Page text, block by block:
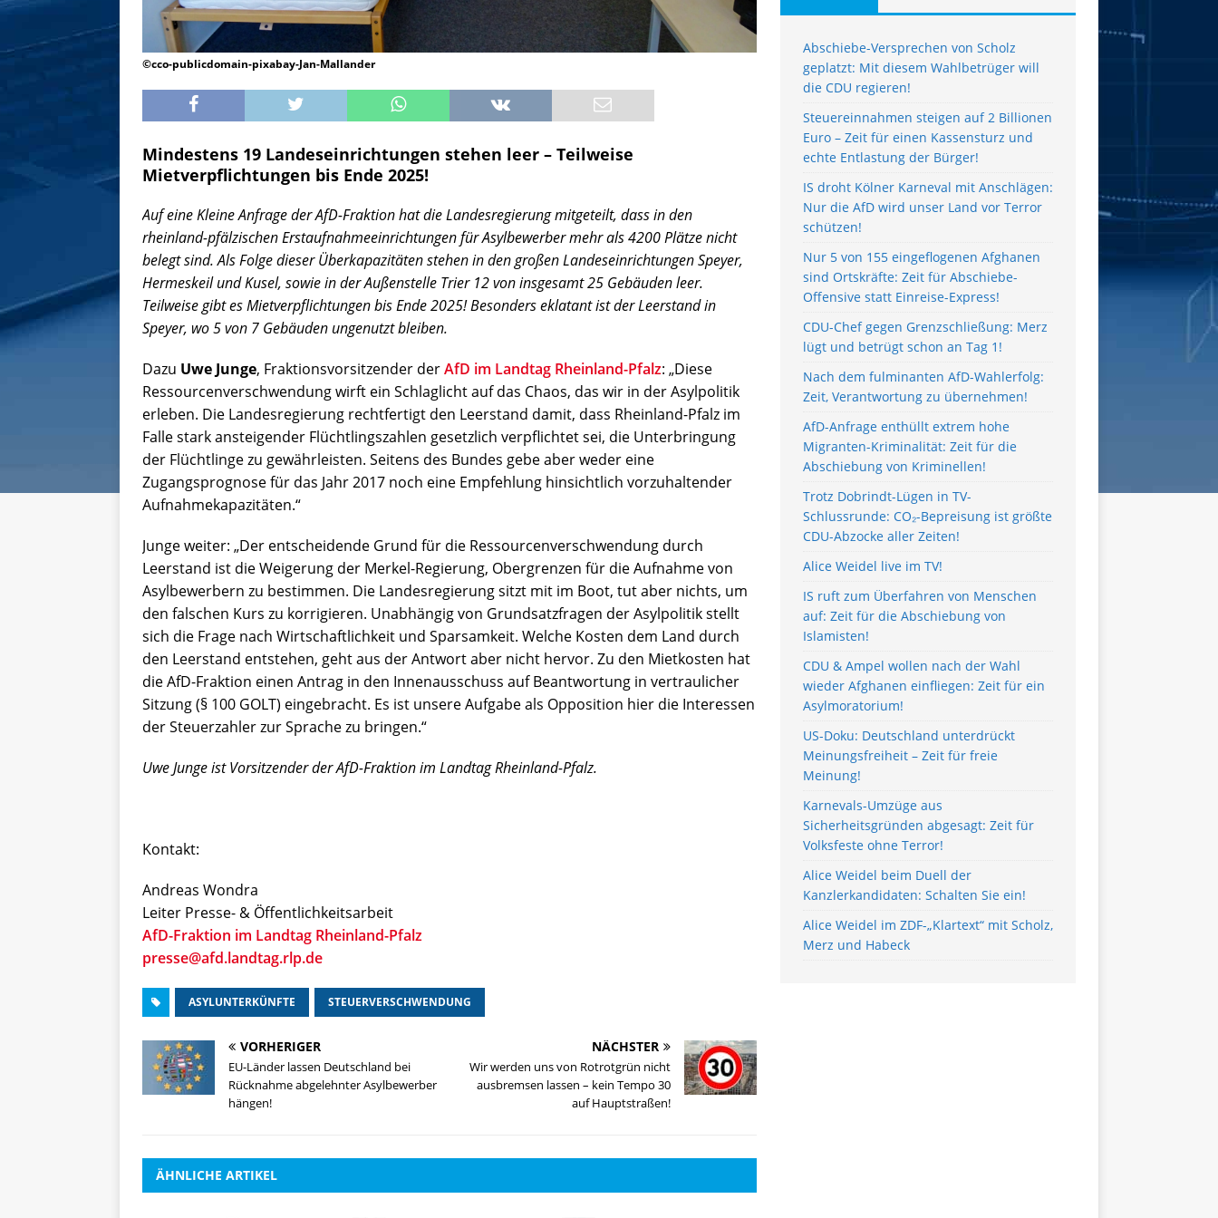
©cco-publicdomain-pixabay-Jan-Mallander
Mindestens 19 Landeseinrichtungen stehen leer – Teilweise
Mietverpflichtungen bis Ende 2025!
Auf eine Kleine Anfrage der AfD-Fraktion hat die Landesregierung mitgeteilt, dass in den
rheinland-pfälzischen Erstaufnahmeeinrichtungen für Asylbewerber mehr als 4200 Plätze nicht
belegt sind. Als Folge dieser Überkapazitäten stehen in den großen Landeseinrichtungen Speyer,
Hermeskeil und Kusel, sowie in der Außenstelle Trier 12 von insgesamt 25 Gebäuden leer.
Teilweise gibt es Mietverpflichtungen bis Ende 2025! Besonders eklatant ist der Leerstand in
Speyer, wo 5 von 7 Gebäuden ungenutzt bleiben.
Dazu Uwe Junge, Fraktionsvorsitzender derAfD im Landtag Rheinland-Pfalz: „Diese
Ressourcenverschwendung wirft ein Schlaglicht auf das Chaos, das wir in der Asylpolitik
erleben. Die Landesregierung rechtfertigt den Leerstand damit, dass Rheinland-Pfalz im
Falle stark ansteigender Flüchtlingszahlen gesetzlich verpflichtet sei, die Unterbringung
der Flüchtlinge zu gewährleisten. Seitens des Bundes gebe aber weder eine
Zugangsprognose für das Jahr 2017 noch eine Empfehlung hinsichtlich vorzuhaltender
Aufnahmekapazitäten.“
Junge weiter: „Der entscheidende Grund für die Ressourcenverschwendung durch
Leerstand ist die Weigerung der Merkel-Regierung, Obergrenzen für die Aufnahme von
Asylbewerbern zu bestimmen. Die Landesregierung sitzt mit im Boot, tut aber nichts, um
den falschen Kurs zu korrigieren. Unabhängig von Grundsatzfragen der Asylpolitik stellt
sich die Frage nach Wirtschaftlichkeit und Sparsamkeit. Welche Kosten dem Land durch
den Leerstand entstehen, geht aus der Antwort aber nicht hervor. Zu den Mietkosten hat
die AfD-Fraktion einen Antrag in den Innenausschuss auf Beantwortung in vertraulicher
Sitzung (§ 100 GOLT) eingebracht. Es ist unsere Aufgabe als Opposition hier die Interessen
der Steuerzahler zur Sprache zu bringen.“
Uwe Junge ist Vorsitzender der AfD-Fraktion im Landtag Rheinland-Pfalz.
Kontakt:
Andreas Wondra
Leiter Presse- & Öffentlichkeitsarbeit
AfD-Fraktion im Landtag Rheinland-Pfalz
presse@afd.landtag.rlp.de
ASYLUNTERKÜNFTE STEUERVERSCHWENDUNG
VORHERIGER
EU-Länder lassen Deutschland bei
Rücknahme abgelehnter Asylbewerber
hängen!
NÄCHSTER
Wir werden uns von Rotrotgrün nicht
ausbremsen lassen – kein Tempo 30
auf Hauptstraßen!
ÄHNLICHE ARTIKEL
Abschiebe-Versprechen von Scholz
geplatzt: Mit diesem Wahlbetrüger will
die CDU regieren!
Steuereinnahmen steigen auf 2 Billionen
Euro – Zeit für einen Kassensturz und
echte Entlastung der Bürger!
IS droht Kölner Karneval mit Anschlägen:
Nur die AfD wird unser Land vor Terror
schützen!
Nur 5 von 155 eingeflogenen Afghanen
sind Ortskräfte: Zeit für Abschiebe-
Offensive statt Einreise-Express!
CDU-Chef gegen Grenzschließung: Merz
lügt und betrügt schon an Tag 1!
Nach dem fulminanten AfD-Wahlerfolg:
Zeit, Verantwortung zu übernehmen!
AfD-Anfrage enthüllt extrem hohe
Migranten-Kriminalität: Zeit für die
Abschiebung von Kriminellen!
Trotz Dobrindt-Lügen in TV-
Schlussrunde: CO₂-Bepreisung ist größte
CDU-Abzocke aller Zeiten!
Alice Weidel live im TV!
IS ruft zum Überfahren von Menschen
auf: Zeit für die Abschiebung von
Islamisten!
CDU & Ampel wollen nach der Wahl
wieder Afghanen einfliegen: Zeit für ein
Asylmoratorium!
US-Doku: Deutschland unterdrückt
Meinungsfreiheit – Zeit für freie
Meinung!
Karnevals-Umzüge aus
Sicherheitsgründen abgesagt: Zeit für
Volksfeste ohne Terror!
Alice Weidel beim Duell der
Kanzlerkandidaten: Schalten Sie ein!
Alice Weidel im ZDF-„Klartext“ mit Scholz,
Merz und Habeck